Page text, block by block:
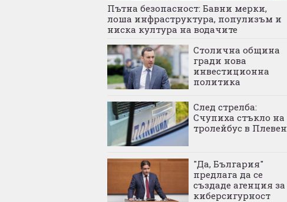
Пътна безопасност: Бавни мерки,
лоша инфраструктура, популизъм и
ниска култура на водачите
Столична община
гради нова
инвестиционна
политика
След стрелба:
Счупиха стъкло на
тролейбус в Плевен
"Да, България"
предлага да се
създаде агенция за
киберсигурност